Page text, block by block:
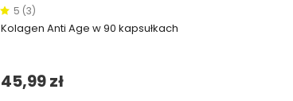
5 (3)
Kolagen Anti Age w 90 kapsułkach
45,99 zł